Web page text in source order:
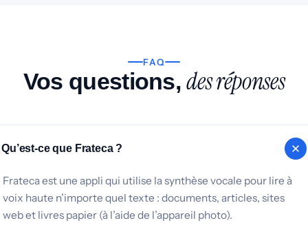
FAQ
Vos questions,des réponses
Qu’est-ce que Frateca ?
Frateca est une appli qui utilise la synthèse vocale pour lire à
voix haute n’importe quel texte : documents, articles, sites
web et livres papier (à l’aide de l’appareil photo).